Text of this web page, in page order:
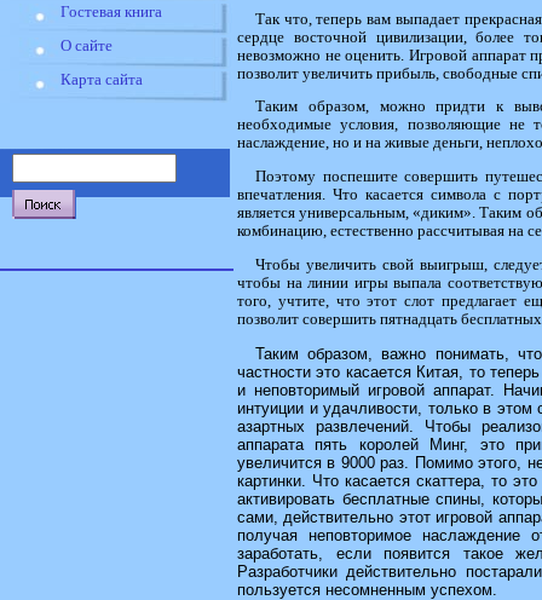
Гостевая книга
О сайте
Карта сайта
Так что, теперь вам выпадает
сердце восточной цивилизации, более
невозможно не оценить. Игровой аппарат
позволит увеличить прибыль, свободные
Таким образом, можно придти к
необходимые условия, позволяющие не
наслаждение, но и на живые деньги,
Поэтому поспешите совершить
впечатления. Что касается символа с
является универсальным, «диким». Таким
комбинацию, естественно рассчитывая на
Чтобы увеличить свой выигрыш,
чтобы на линии игры выпала
того, учтите, что этот слот предлагает
позволит совершить пятнадцать
Таким образом, важно понимать,
частности это касается Китая, то
и неповторимый игровой аппарат.
интуиции и удачливости, только в
азартных развлечений. Чтобы
аппарата пять королей Минг, это
увеличится в 9000 раз. Помимо этого,
картинки. Что касается скаттера, то
активировать бесплатные спины,
сами, действительно этот игровой
получая неповторимое наслаждение
заработать, если появится такое
Разработчики действительно
пользуется несомненным успехом.